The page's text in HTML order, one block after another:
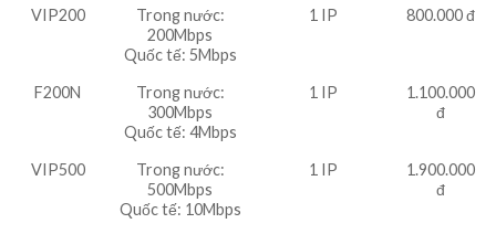
VIP200
Trong nước:
200Mbps
Quốc tế: 5Mbps
1 IP 800.000 đ
F200N
Trong nước:
300Mbps
Quốc tế: 4Mbps
1 IP
1.100.000
đ
VIP500
Trong nước:
500Mbps
Quốc tế: 10Mbps
1 IP
1.900.000
đ